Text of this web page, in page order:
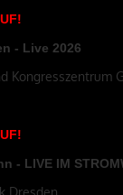
!
- Live 2026
Kongresszentrum
!
- LIVE IM
Dresden